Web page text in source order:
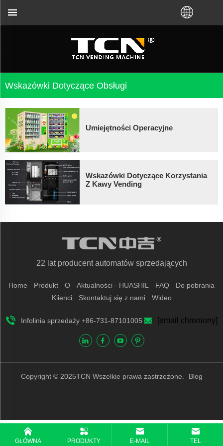
Wskazówki Dotyczące Obsługi
Umiejętności Operacyjne
Wskazówki Dotyczące Korzystania
Z Kawy Vending
22 lat producent automatów sprzedających
Home Produkt O Aktualności - HUASHIL FAQ
Do pobrania
Klienci
Skontaktuj się z nami Wideo
Infolinia sprzedaży +86-731-87101005 [email chroniony]
Copyright © 2025TCN Wszelkie prawa zastrzeżone. Blog
GŁÓWNA PRODUKTY E-MAIL TEL
w zakresie obsługi automatów